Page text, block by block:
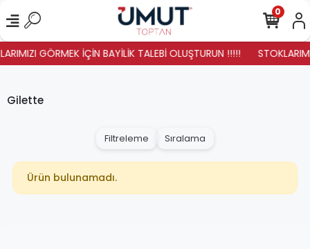
GÖRMEK İÇİN BAYİLİK TALEBİ OLUŞTURUN !!!!!
0
Gilette
Filtreleme Sıralama
Ürün bulunamadı.